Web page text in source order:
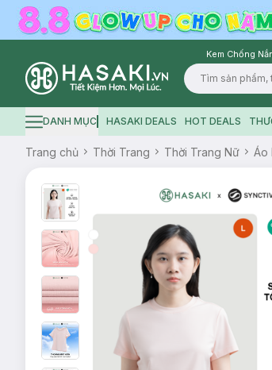
Kem Chống
Logo
Hamburger icon
DANH MỤC HASAKI DEALS HOT DEALS
Trang chủ Thời Trang Thời Trang Nữ Áo